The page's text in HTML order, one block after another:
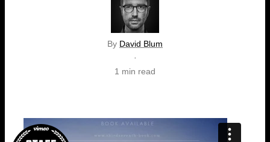
By David Blum
·
1 min read